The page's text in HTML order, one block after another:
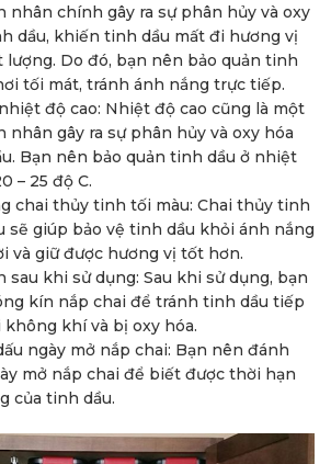
nhân chính gây ra sự phân hủy và oxy
dầu, khiến tinh dầu mất đi hương vị
lượng. Do đó, bạn nên bảo quản tinh
tối mát, tránh ánh nắng trực tiếp.
độ cao: Nhiệt độ cao cũng là một
nhân gây ra sự phân hủy và oxy hóa
Bạn nên bảo quản tinh dầu ở nhiệt
– 25 độ C.
chai thủy tinh tối màu: Chai thủy tinh
sẽ giúp bảo vệ tinh dầu khỏi ánh nắng
và giữ được hương vị tốt hơn.
sau khi sử dụng: Sau khi sử dụng, bạn
kín nắp chai để tránh tinh dầu tiếp
không khí và bị oxy hóa.
ngày mở nắp chai: Bạn nên đánh
mở nắp chai để biết được thời hạn
của tinh dầu.